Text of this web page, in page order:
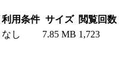
利用条件 サイズ
閲覧回数
なし 7.85 MB 1,723